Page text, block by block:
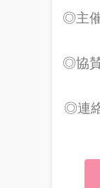
◎主
◎協
◎連